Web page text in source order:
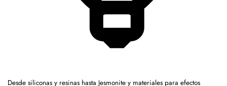
Desde siliconas y resinas hasta Jesmonite y materiales para efectos